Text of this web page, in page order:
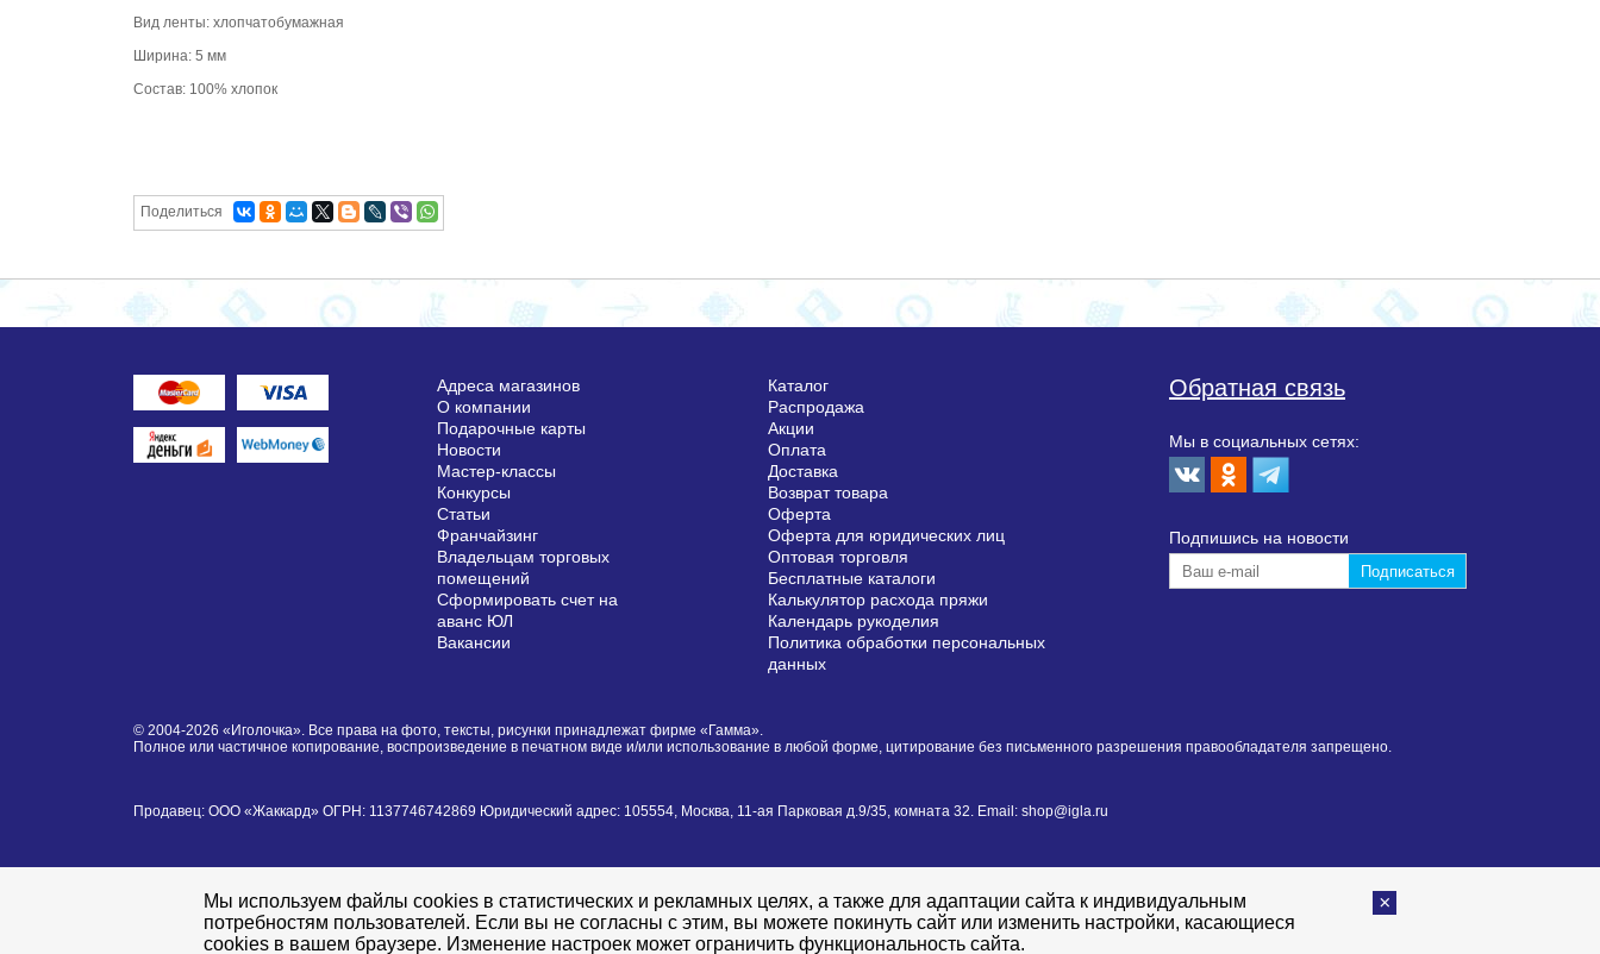
Вид ленты: хлопчатобумажная
Ширина: 5 мм
Состав: 100% хлопок
Поделиться
Адреса магазинов
О компании
Подарочные карты
Новости
Мастер-классы
Конкурсы
Статьи
Франчайзинг
Владельцам торговых
помещений
Сформировать счет на
аванс ЮЛ
Вакансии
Каталог
Распродажа
Акции
Оплата
Доставка
Возврат товара
Оферта
Оферта для юридических лиц
Оптовая торговля
Бесплатные каталоги
Калькулятор расхода пряжи
Календарь рукоделия
Политика обработки персональных
данных
Обратная связь
Мы в социальных сетях:
Подпишиcь на новости
© 2004-2026 «Иголочка». Все права на фото, тексты, рисунки принадлежат фирме «Гамма».
Полное или частичное копирование, воспроизведение в печатном виде и/или использование в любой форме, цитирование без письменного разрешения правообладателя запрещено.
Продавец: ООО «Жаккард» ОГРН: 1137746742869 Юридический адрес: 105554, Москва, 11-ая Парковая д.9/35, комната 32. Email: shop@igla.ru
Мы используем файлы cookies в статистических и рекламных целях, а также для адаптации сайта к индивидуальным
потребностям пользователей. Если вы не согласны с этим, вы можете покинуть сайт или изменить настройки, касающиеся
cookies в вашем браузере. Изменение настроек может ограничить функциональность сайта.